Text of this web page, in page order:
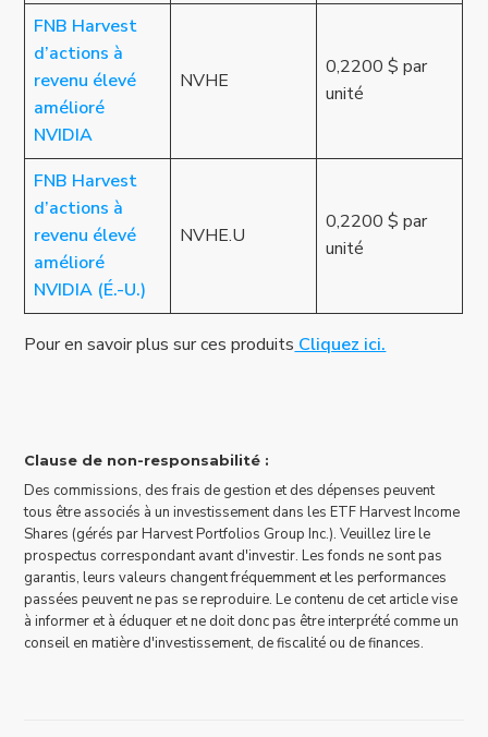
FNB Harvest
d’actions à
revenu élevé
amélioré
NVIDIA
NVHE
0,2200 $ par
unité
FNB Harvest
d’actions à
revenu élevé
amélioré
NVIDIA (É.-U.)
NVHE.U
0,2200 $ par
unité
Pour en savoir plus sur ces produits Cliquez ici.
Clause de non-responsabilité :
Des commissions, des frais de gestion et des dépenses peuvent
tous être associés à un investissement dans les ETF Harvest Income
Shares (gérés par Harvest Portfolios Group Inc.). Veuillez lire le
prospectus correspondant avant d'investir. Les fonds ne sont pas
garantis, leurs valeurs changent fréquemment et les performances
passées peuvent ne pas se reproduire. Le contenu de cet article vise
à informer et à éduquer et ne doit donc pas être interprété comme un
conseil en matière d'investissement, de fiscalité ou de finances.